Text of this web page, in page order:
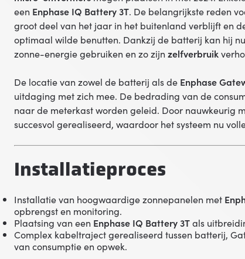
een Enphase IQ Battery 3T. De belangrijkste reden
groot deel van het jaar in het buitenland verblijft en
optimaal wilde benutten. Dankzij de batterij kan hij
zonne-energie gebruiken en zo zijn zelfverbruik
De locatie van zowel de batterij als de Enphase
uitdaging met zich mee. De bedrading van de
naar de meterkast worden geleid. Door nauwkeurig
succesvol gerealiseerd, waardoor het systeem nu
Installatieproces
Installatie van hoogwaardige zonnepanelen met
opbrengst en monitoring.
Plaatsing van een Enphase IQ Battery 3Tals
Complex kabeltraject gerealiseerd tussen batterij,
van consumptie en opwek.